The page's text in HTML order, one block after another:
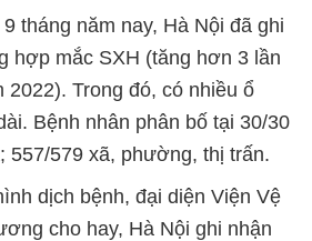
tháng năm nay, Hà Nội đã ghi
hợp mắc SXH (tăng hơn 3 lần
2022). Trong đó, có nhiều ổ
Bệnh nhân phân bố tại 30/30
557/579 xã, phường, thị trấn.
dịch bệnh, đại diện Viện Vệ
cho hay, Hà Nội ghi nhận